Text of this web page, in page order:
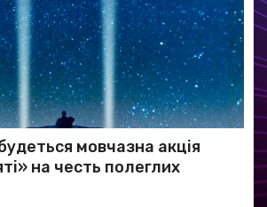
мовчазна акція
на честь полеглих